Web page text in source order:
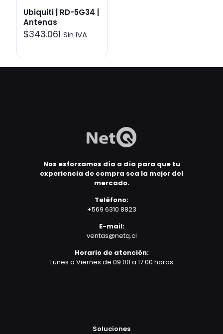
Ubiquiti | RD-5G34 |
Antenas
$343.061 Sin IVA
Nos esforzamos día a día para que tu
experiencia de compra sea la mejor del
mercado.
Teléfono:
+569 6310 8823
E-mail:
ventas@netq.cl
Horario de atención:
Lunes a Viernes de 09:00 a 17:00 horas
Soluciones